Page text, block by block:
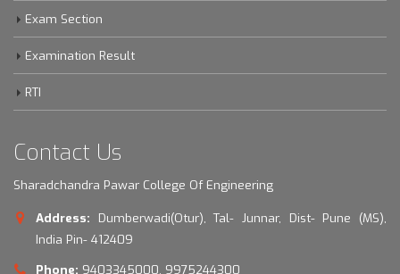
Exam Section
Examination Result
RTI
Contact Us
Sharadchandra Pawar College Of Engineering
Address:
Dumberwadi(Otur), Tal- Junnar, Dist- Pune (MS),
India Pin- 412409
Phone: 9403345000, 9975244300